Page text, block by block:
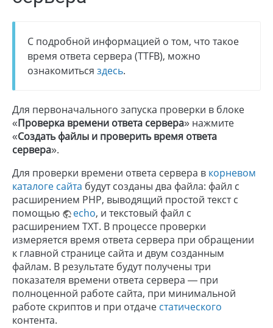
С подробной информацией о том, что такое
время ответа сервера (TTFB), можно
ознакомиться здесь.
Для первоначального запуска проверки в блоке
«Проверка времени ответа сервера» нажмите
«Создать файлы и проверить время ответа
сервера».
Для проверки времени ответа сервера в корневом
каталоге сайта будут созданы два файла: файл с
расширением PHP, выводящий простой текст с
помощью
echo, и текстовый файл с
расширением TXT. В процессе проверки
измеряется время ответа сервера при обращении
к главной странице сайта и двум созданным
файлам. В результате будут получены три
показателя времени ответа сервера — при
полноценной работе сайта, при минимальной
работе скриптов и при отдаче статического
контента.